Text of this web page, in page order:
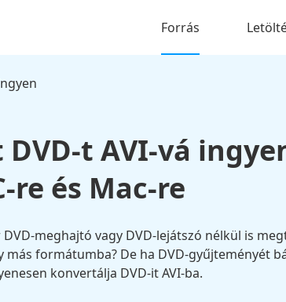
Forrás
t AVI-vá
re és Mac-re
meghajtó vagy DVD-lejátszó nélkül is
más formátumba? De ha DVD-gyűjteményét
konvertálja DVD-it AVI-ba.